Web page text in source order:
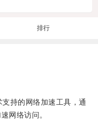
排行
持的网络加速工具，通
网络访问。